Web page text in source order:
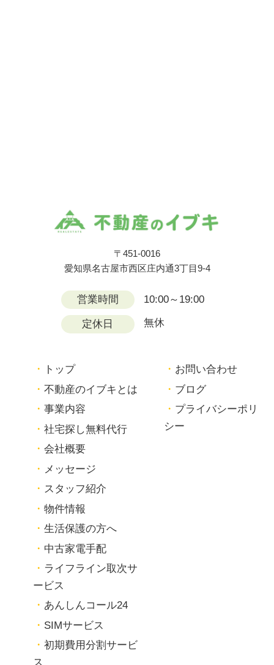
〒451-0016
愛知県名古屋市西区庄内通3丁目9-4
営業時間 10:00～19:00
定休日 無休
トップ
不動産のイブキとは
事業内容
社宅探し無料代行
会社概要
メッセージ
スタッフ紹介
物件情報
生活保護の方へ
中古家電手配
ライフライン取次サ
ービス
あんしんコール24
SIMサービス
初期費用分割サービ
ス
お問い合わせ
ブログ
プライバシーポリ
シー